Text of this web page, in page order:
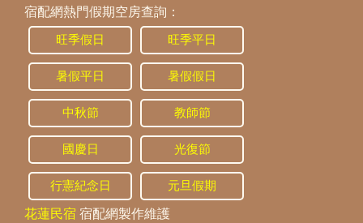
宿配網熱門假期空房查詢：
旺季假日 旺季平日
暑假平日 暑假假日
中秋節 教師節
國慶日 光復節
行憲紀念日 元旦假期
花蓮民宿 宿配網製作維護